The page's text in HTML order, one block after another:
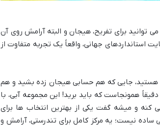
توانید برای تفریح، هیجان و البته آرامش روی آن
استانداردهای جهانی، واقعاً یک تجربه متفاوت از
هستید، جایی که هم حسابی هیجان زده بشید و هم
همونجاست که باید برید! این مجموعه آبی، با
کنه و میشه گفت یکی از بهترین انتخاب ها برای
ساده نیست؛ یه مرکز کامل برای تندرستی، آرامش و